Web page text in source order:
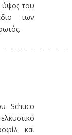
του
των
Schüco
και